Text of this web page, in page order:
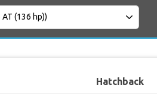
Hatchback